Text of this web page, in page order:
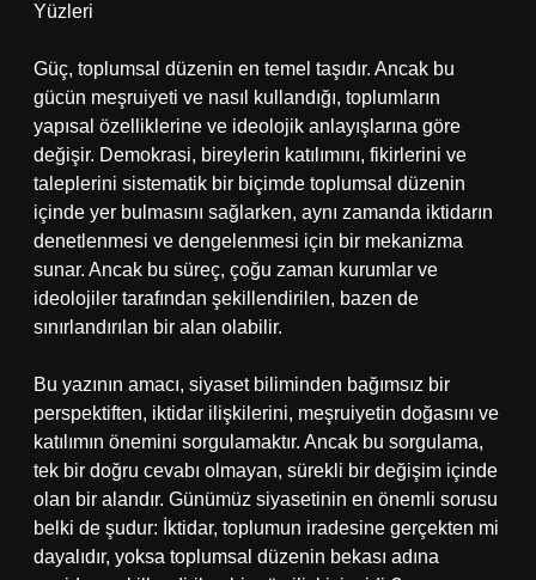
Yüzleri
Güç, toplumsal düzenin en temel taşıdır. Ancak bu
gücün meşruiyeti ve nasıl kullandığı, toplumların
yapısal özelliklerine ve ideolojik anlayışlarına göre
değişir. Demokrasi, bireylerin katılımını, fikirlerini ve
taleplerini sistematik bir biçimde toplumsal düzenin
içinde yer bulmasını sağlarken, aynı zamanda iktidarın
denetlenmesi ve dengelenmesi için bir mekanizma
sunar. Ancak bu süreç, çoğu zaman kurumlar ve
ideolojiler tarafından şekillendirilen, bazen de
sınırlandırılan bir alan olabilir.
Bu yazının amacı, siyaset biliminden bağımsız bir
perspektiften, iktidar ilişkilerini, meşruiyetin doğasını ve
katılımın önemini sorgulamaktır. Ancak bu sorgulama,
tek bir doğru cevabı olmayan, sürekli bir değişim içinde
olan bir alandır. Günümüz siyasetinin en önemli sorusu
belki de şudur: İktidar, toplumun iradesine gerçekten mi
dayalıdır, yoksa toplumsal düzenin bekası adına